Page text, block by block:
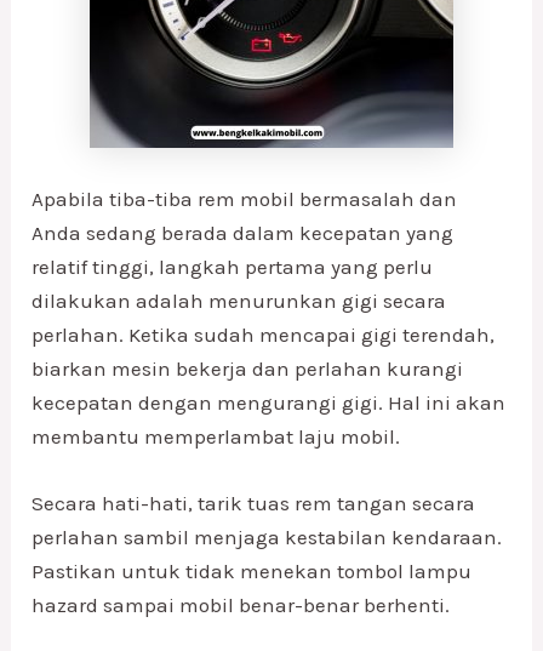
Apabila tiba-tiba rem mobil bermasalah dan
Anda sedang berada dalam kecepatan yang
relatif tinggi, langkah pertama yang perlu
dilakukan adalah menurunkan gigi secara
perlahan. Ketika sudah mencapai gigi terendah,
biarkan mesin bekerja dan perlahan kurangi
kecepatan dengan mengurangi gigi. Hal ini akan
membantu memperlambat laju mobil.
Secara hati-hati, tarik tuas rem tangan secara
perlahan sambil menjaga kestabilan kendaraan.
Pastikan untuk tidak menekan tombol lampu
hazard sampai mobil benar-benar berhenti.